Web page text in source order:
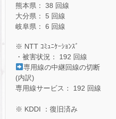
熊本県： 38 回線
大分県： 5 回線
岐阜県： 6 回線
※ NTT ｺﾐｭﾆｹｰｼｮﾝｽﾞ
・被害状況： 192 回線
専用線の中継回線の切断
(内訳)
専用線サービス： 192 回線
※ KDDI ：復旧済み